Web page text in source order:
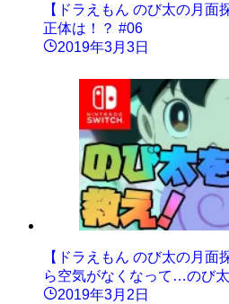
【ドラえもん のび太の月
正体は！？ #06
2019年3月3日
【ドラえもん のび太の月面
ら空気がなくなって…のび
2019年3月2日